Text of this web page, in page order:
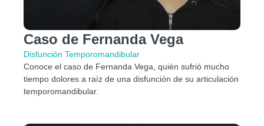
Caso de Fernanda Vega
Disfunción Temporomandibular​
Conoce el caso de Fernanda Vega, quién sufrió mucho
tiempo dolores a raíz de una disfunción de su articulación
temporomandibular.